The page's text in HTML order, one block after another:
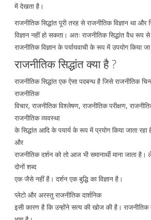
में देखता है।
राजनीतिक सिद्धांत पूरी तरह से राजनीतिक विज्ञान था और
विज्ञान नहीं हो सकता। अतः राजनीतिक सिद्धांत वैध
राजनीतिक विज्ञान के पर्यायवाची के रूप में उपयोग किया
राजनीतिक सिद्धांत क्या है ?
राजनीतिक सिद्धांत एक ऐसा पदबन्ध है जिसे राजनीतिक
राजनीतिक
विचार, राजनीतिक विश्लेषण, राजनीतिक परीक्षण,
राजनीतिक व्यवस्था
के सिद्धांत आदि के पयार्य के रूप में प्रयोग किया जाता रहा
और
राजनीतिक दर्शन को तो आज भी समानार्थी माना जाता
दोनों शब्द
एक जैसे नहीं है। दर्शन एक बुद्धि का विज्ञान है।
प्लेटो और अरस्तु राजनीतिक दार्शनिक
इसी कारण है कि उन्होंने सत्य की खोज की है। राजनीतिक